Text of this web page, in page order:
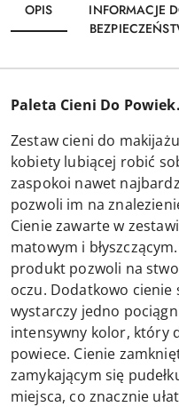
OPIS
INFORMACJE
Paleta Cieni Do Powiek.
Zestaw cieni do
kobiety lubiącej robić
zaspokoi nawet
pozwoli im na
Cienie zawarte w
matowym i
produkt pozwoli na
oczu. Dodatkowo cienie
wystarczy jedno
intensywny kolor, który
powiece. Cienie
zamykającym się
miejsca, co znacznie